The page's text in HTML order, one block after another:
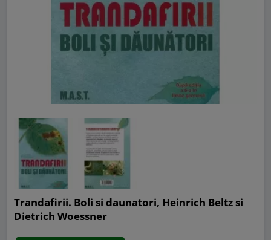
Trandafirii. Boli si daunatori, Heinrich Beltz si
Dietrich Woessner